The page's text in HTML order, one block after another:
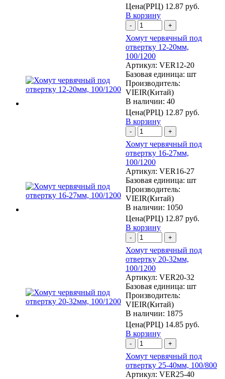
Цена(РРЦ) 12.87 руб.
В корзину
- +
Хомут червячный под
отвертку 12-20мм,
100/1200
Артикул: VER12-20
Базовая единица: шт
Производитель:
VIEIR(Китай)
В наличии: 40
Цена(РРЦ) 12.87 руб.
В корзину
- +
Хомут червячный под
отвертку 16-27мм,
100/1200
Артикул: VER16-27
Базовая единица: шт
Производитель:
VIEIR(Китай)
В наличии: 1050
Цена(РРЦ) 12.87 руб.
В корзину
- +
Хомут червячный под
отвертку 20-32мм,
100/1200
Артикул: VER20-32
Базовая единица: шт
Производитель:
VIEIR(Китай)
В наличии: 1875
Цена(РРЦ) 14.85 руб.
В корзину
- +
Хомут червячный под
отвертку 25-40мм, 100/800
Артикул: VER25-40